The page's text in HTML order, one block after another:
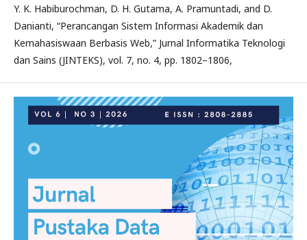
Y. K. Habiburochman, D. H. Gutama, A. Pramuntadi, and D.
Danianti, “Perancangan Sistem Informasi Akademik dan
Kemahasiswaan Berbasis Web,” Jurnal Informatika Teknologi
dan Sains (JINTEKS), vol. 7, no. 4, pp. 1802–1806,